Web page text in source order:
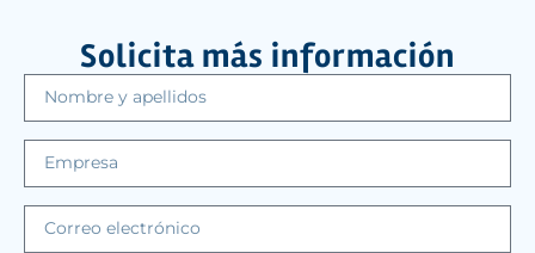
Solicita más información